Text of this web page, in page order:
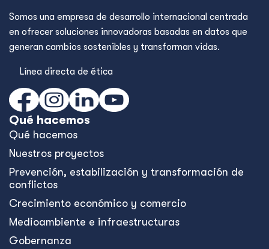
Somos una empresa de desarrollo internacional centrada
en ofrecer soluciones innovadoras basadas en datos que
generan cambios sostenibles y transforman vidas.
Línea directa de ética
Qué hacemos
Qué hacemos
Nuestros proyectos
Prevención, estabilización y transformación de
conflictos
Crecimiento económico y comercio
Medioambiente e infraestructuras
Gobernanza